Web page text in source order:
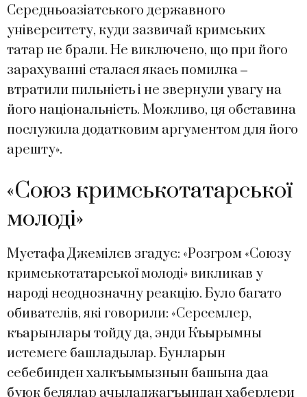
Середньоазіатського державного
університету, куди зазвичай кримських
татар не брали. Не виключено, що при його
зарахуванні сталася якась помилка ‒
втратили пильність і не звернули увагу на
його національність. Можливо, ця обставина
послужила додатковим аргументом для його
арешту».
«Союз кримськотатарської
молоді»
Мустафа Джемілєв згадує: «Розгром «Союзу
кримськотатарської молоді» викликав у
народі неоднозначну реакцію. Було багато
обивателів, які говорили: «Серсемлер,
къарынлары тойду да, энди Къырымны
истемеге башладылар. Бунларын
себебинден халкъымызнын башына даа
буюк белялар ачыладжагъындан хаберлери